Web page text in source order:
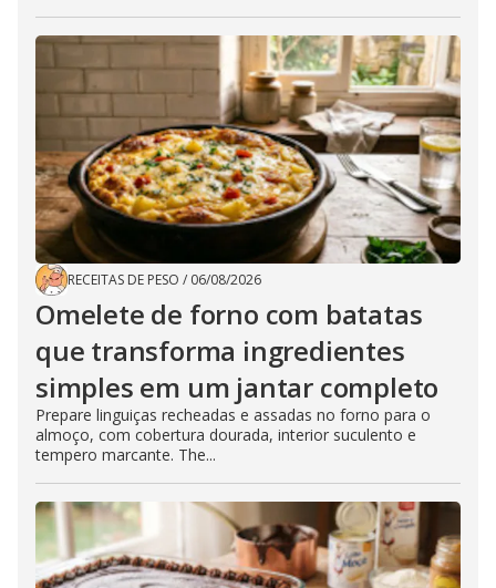
RECEITAS DE PESO / 06/08/2026
Omelete de forno com batatas
que transforma ingredientes
simples em um jantar completo
Prepare linguiças recheadas e assadas no forno para o
almoço, com cobertura dourada, interior suculento e
tempero marcante. The...